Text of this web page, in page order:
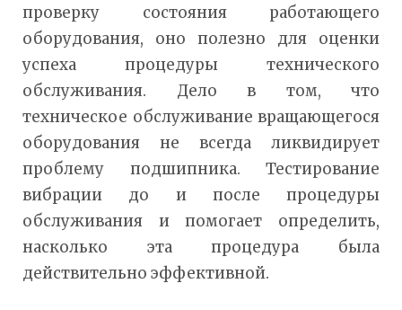
проверку состояния работающего
оборудования, оно полезно для оценки
успеха процедуры технического
обслуживания. Дело в том, что
техническое обслуживание вращающегося
оборудования не всегда ликвидирует
проблему подшипника. Тестирование
вибрации до и после процедуры
обслуживания и помогает определить,
насколько эта процедура была
действительно эффективной.